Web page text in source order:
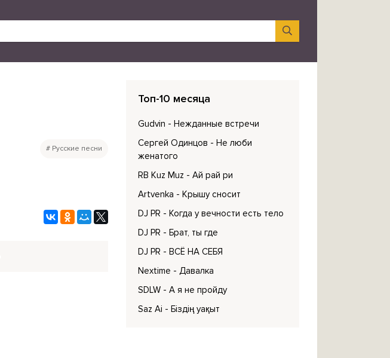
Русские песни
Топ-10 месяца
Gudvin - Нежданные встречи
Сергей Одинцов - Не люби
женатого
RB Kuz Muz - Ай рай ри
Artvenka - Крышу сносит
DJ PR - Когда у вечности есть тело
DJ PR - Брат, ты где
DJ PR - ВСЁ НА СЕБЯ
Nextime - Давалка
SDLW - А я не пройду
Saz Ai - Біздің уақыт